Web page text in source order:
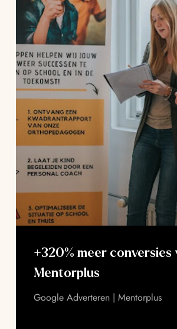
+320% meer conversies
Mentorplus
Google Adverteren | Mentorplus